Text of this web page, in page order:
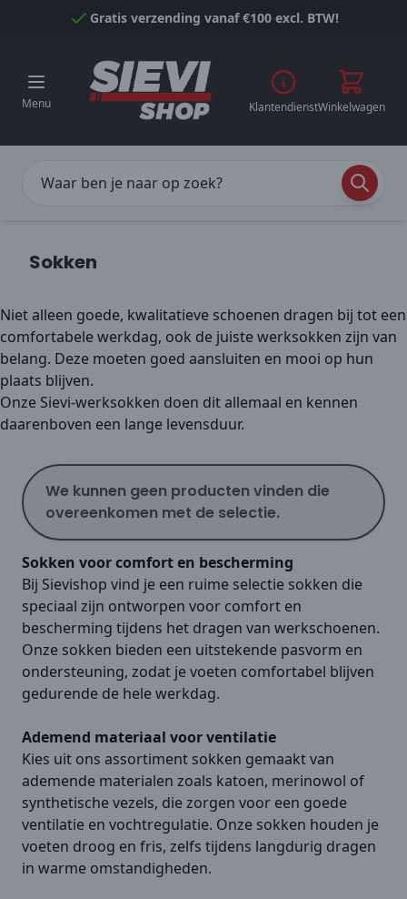
Naar inhoud gaanGratis verzending vanaf €100 excl. BTW!
Menu KlantendienstWinkelwagen
Sokken
Niet alleen goede, kwalitatieve schoenen dragen bij tot een
comfortabele werkdag, ook de juiste werksokken zijn van
belang. Deze moeten goed aansluiten en mooi op hun
plaats blijven.
Onze Sievi-werksokken doen dit allemaal en kennen
daarenboven een lange levensduur.
We kunnen geen producten vinden die
overeenkomen met de selectie.
Sokken voor comfort en bescherming
Bij Sievishop vind je een ruime selectie sokken die
speciaal zijn ontworpen voor comfort en
bescherming tijdens het dragen van werkschoenen.
Onze sokken bieden een uitstekende pasvorm en
ondersteuning, zodat je voeten comfortabel blijven
gedurende de hele werkdag.
Ademend materiaal voor ventilatie
Kies uit ons assortiment sokken gemaakt van
ademende materialen zoals katoen, merinowol of
synthetische vezels, die zorgen voor een goede
ventilatie en vochtregulatie. Onze sokken houden je
voeten droog en fris, zelfs tijdens langdurig dragen
in warme omstandigheden.